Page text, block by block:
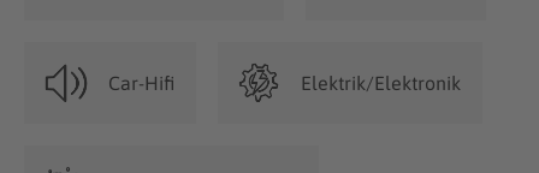
Car-Hifi Elektrik/Elektronik